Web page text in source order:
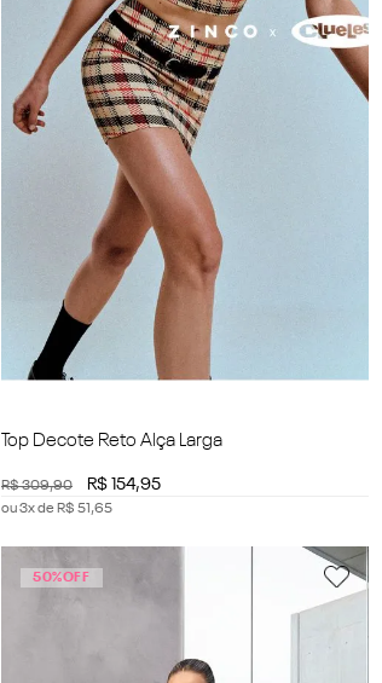
Top Decote Reto Alça Larga
R$309,90 R$ 154,95
ou3x de R$ 51 ,65
50%OFF